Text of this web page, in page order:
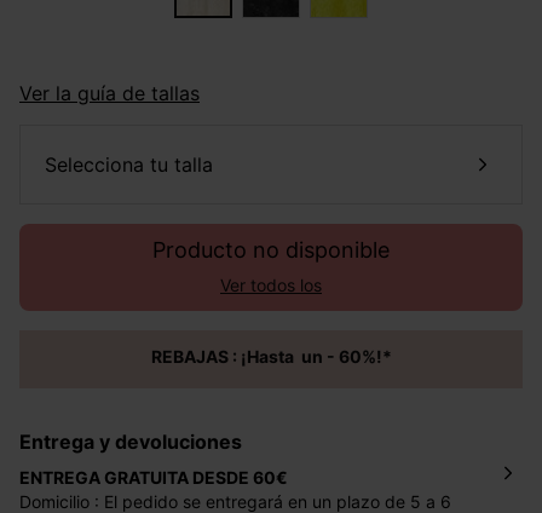
Ver la guía de tallas
selecciona tu talla
Producto no disponible
Ver todos los
REBAJAS : ¡Hasta un - 60%!*
Entrega y devoluciones
ENTREGA GRATUITA DESDE 60€
Domicilio : El pedido se entregará en un plazo de 5 a 6